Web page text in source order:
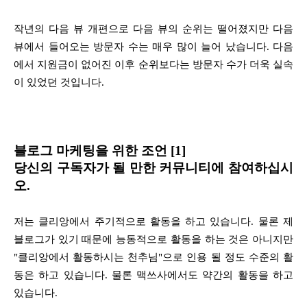
작년의 다음 뷰 개편으로 다음 뷰의 순위는 떨어졌지만 다음
뷰에서 들어오는 방문자 수는 매우 많이 늘어 났습니다. 다음
에서 지원금이 없어진 이후 순위보다는 방문자 수가 더욱 실속
이 있었던 것입니다.
블로그 마케팅을 위한 조언 [1]
당신의 구독자가 될 만한 커뮤니티에 참여하십시
오.
저는 클리앙에서 주기적으로 활동을 하고 있습니다. 물론 제
블로그가 있기 때문에 능동적으로 활동을 하는 것은 아니지만
"클리앙에서 활동하시는 천추님"으로 인용 될 정도 수준의 활
동은 하고 있습니다. 물론 맥쓰사에서도 약간의 활동을 하고
있습니다.